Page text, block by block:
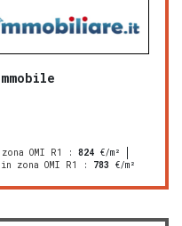
OMI R1 : 824 €/m²
zona OMI R1
: 783 €/m²